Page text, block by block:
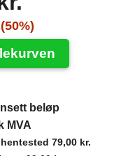
beløp
MVA
79,00 kr.